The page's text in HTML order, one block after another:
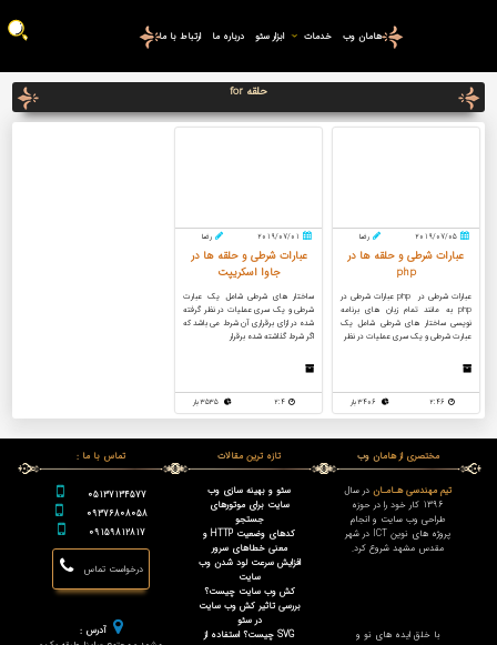
هامان وب خدمات ابزار سئو درباره ما ارتباط با ما
حلقه for
2019/07/05 رضا
عبارات شرطی و حلقه ها در
php
عبارات شرطی در php عبارات شرطی در
php به مانند تمام زبان های برنامه
نویسی ساختار های شرطی شامل یک
عبارت شرطی و یک سری عملیات در نظر
2:46
2019/07/01 رضا
عبارات شرطی و حلقه ها در
جاوا اسکریپت
ساختار های شرطی شامل یک عبارت
شرطی و یک سری عملیات در نظر گرفته
شده در ازای برقراری آن شرط می باشد که
اگر شرط گذاشته شده برقرار
2:4 3535 بار
مختصری از هامان وب
تیم مهندسی هـامـان در سال
1396 کار خود را در حوزه
طراحی وب سایت و انجام
پروژه های نوین ICT در شهر
مقدس مشهد شروع کرد.
با خلق ایده های نو و
تازه ترین مقالات
سئو و بهینه سازی وب
سایت برای موتورهای
جستجو
کدهای وضعیت HTTP و
معنی خطاهای سرور
افزایش سرعت لود شدن وب
سایت
کش وب سایت چیست؟
بررسی تاثیر کش وب سایت
در سئو
SVG چیست؟ استفاده از
تماس با ما :
05137134577
09376808058
09159812817
درخواست تماس
آدرس :